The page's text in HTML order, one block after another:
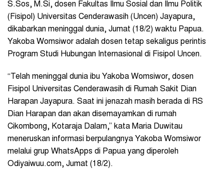
S.Sos, M.Si, dosen Fakultas Ilmu Sosial dan Ilmu Politik
(Fisipol) Universitas Cenderawasih (Uncen) Jayapura,
dikabarkan meninggal dunia, Jumat (18/2) waktu Papua.
Yakoba Womsiwor adalah dosen tetap sekaligus perintis
Program Studi Hubungan Internasional di Fisipol Uncen.
“Telah meninggal dunia ibu Yakoba Womsiwor, dosen
Fisipol Universitas Cenderawasih di Rumah Sakit Dian
Harapan Jayapura. Saat ini jenazah masih berada di RS
Dian Harapan dan akan disemayamkan di rumah
Cikombong, Kotaraja Dalam,” kata Maria Duwitau
meneruskan informasi berpulangnya Yakoba Womsiwor
melalui grup WhatsApps di Papua yang diperoleh
Odiyaiwuu.com, Jumat (18/2).